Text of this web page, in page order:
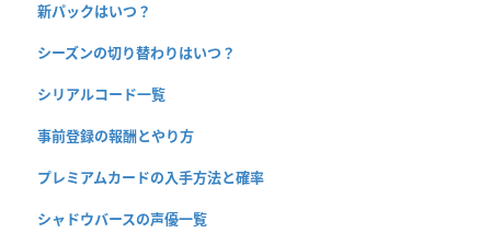
新パックはいつ？
シーズンの切り替わりはいつ？
シリアルコード一覧
事前登録の報酬とやり方
プレミアムカードの入手方法と確率
シャドウバースの声優一覧